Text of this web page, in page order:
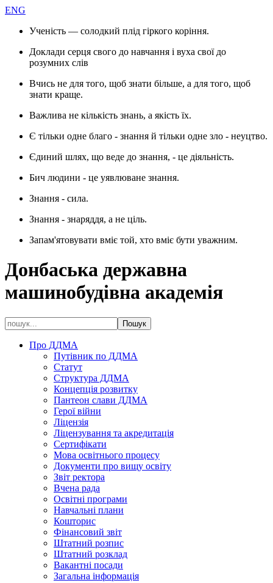
ENG
Ученість — солодкий плід гіркого коріння.
Доклади серця свого до навчання і вуха свої до
розумних слів
Вчись не для того, щоб знати більше, а для того, щоб
знати краще.
Важлива не кількість знань, а якість їх.
Є тільки одне благо - знання й тільки одне зло - неуцтво.
Єдиний шлях, що веде до знання, - це діяльність.
Бич людини - це уявлюване знання.
Знання - сила.
Знання - знаряддя, а не ціль.
Запам'ятовувати вміє той, хто вміє бути уважним.
Донбаська державна
машинобудівна академія
Про ДДМА
Путівник по ДДМА
Статут
Структура ДДМА
Концепція розвитку
Пантеон слави ДДМА
Герої війни
Ліцензія
Ліцензування та акредитація
Сертифікати
Мова освітнього процесу
Документи про вищу освіту
Звіт ректора
Вчена рада
Освітні програми
Навчальні плани
Кошторис
Фінансовий звіт
Штатний розпис
Штатний розклад
Вакантні посади
Загальна інформація